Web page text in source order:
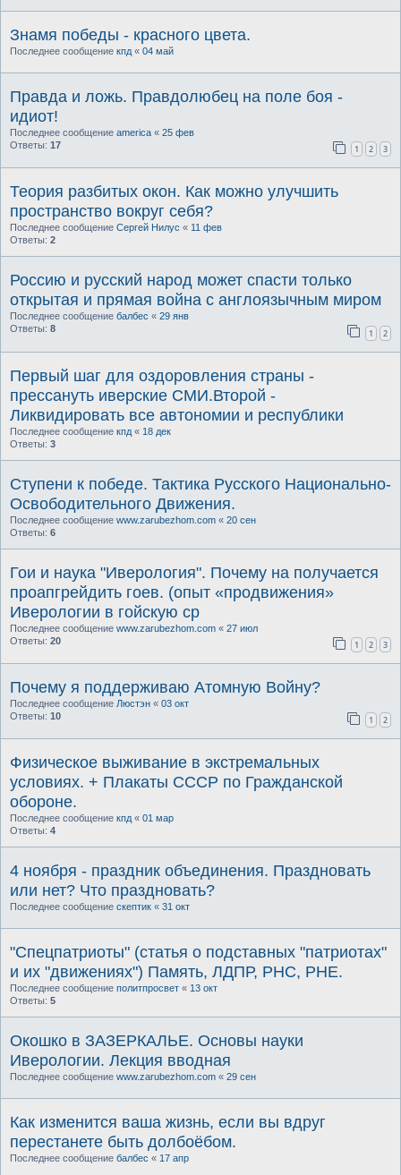
Знамя победы - красного цвета.
Последнее сообщение кпд « 04 май
Правда и ложь. Правдолюбец на поле боя -
идиот!
Последнее сообщение america « 25 фев
Ответы: 17 1 2 3
Теория разбитых окон. Как можно улучшить
пространство вокруг себя?
Последнее сообщение Сергей Нилус « 11 фев
Ответы: 2
Россию и русский народ может спасти только
открытая и прямая война с англоязычным миром
Последнее сообщение балбес « 29 янв
Ответы: 8 1 2
Первый шаг для оздоровления страны -
прессануть иверские СМИ.Второй -
Ликвидировать все автономии и республики
Последнее сообщение кпд « 18 дек
Ответы: 3
Ступени к победе. Тактика Русского Национально-
Освободительного Движения.
Последнее сообщение www.zarubezhom.com « 20 сен
Ответы: 6
Гои и наука "Иверология". Почему на получается
проапгрейдить гоев. (опыт «продвижения»
Иверологии в гойскую ср
Последнее сообщение www.zarubezhom.com « 27 июл
Ответы: 20 1 2 3
Почему я поддерживаю Атомную Войну?
Последнее сообщение Люстэн « 03 окт
Ответы: 10 1 2
Физическое выживание в экстремальных
условиях. + Плакаты СССР по Гражданской
обороне.
Последнее сообщение кпд « 01 мар
Ответы: 4
4 ноября - праздник объединения. Праздновать
или нет? Что праздновать?
Последнее сообщение скептик « 31 окт
"Спецпатриоты" (статья о подставных "патриотах"
и их "движениях") Память, ЛДПР, РНС, РНЕ.
Последнее сообщение политпросвет « 13 окт
Ответы: 5
Окошко в ЗАЗЕРКАЛЬЕ. Основы науки
Иверологии. Лекция вводная
Последнее сообщение www.zarubezhom.com « 29 сен
Как изменится ваша жизнь, если вы вдруг
перестанете быть долбоёбом.
Последнее сообщение балбес « 17 апр